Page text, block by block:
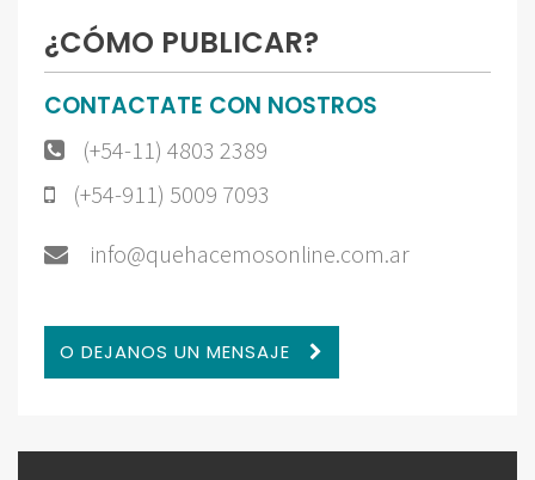
¿CÓMO PUBLICAR?
CONTACTATE CON NOSTROS
(+54-11) 4803 2389
(+54-911) 5009 7093
info@quehacemosonline.com.ar
O DEJANOS UN MENSAJE